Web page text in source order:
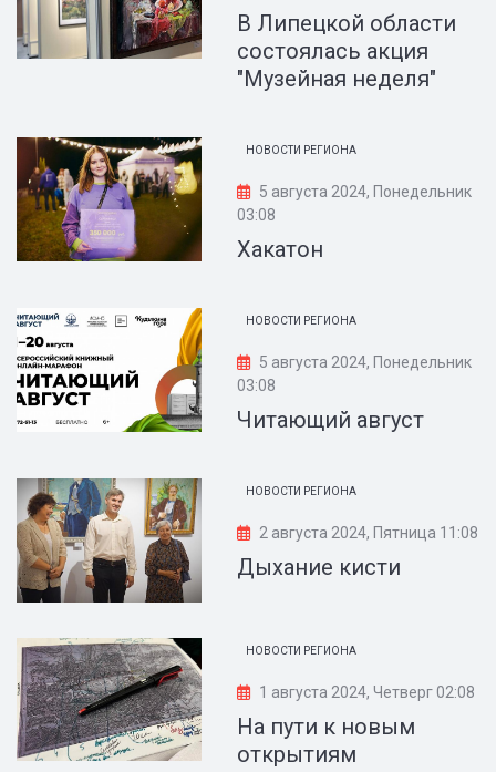
В Липецкой области
состоялась акция
"Музейная неделя"
НОВОСТИ РЕГИОНА
5 августа 2024, Понедельник
03:08
Хакатон
НОВОСТИ РЕГИОНА
5 августа 2024, Понедельник
03:08
Читающий август
НОВОСТИ РЕГИОНА
2 августа 2024, Пятница 11:08
Дыхание кисти
НОВОСТИ РЕГИОНА
1 августа 2024, Четверг 02:08
На пути к новым
открытиям